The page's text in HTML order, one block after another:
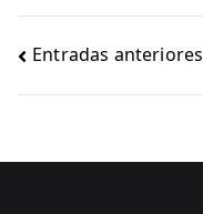
Entradas anteriores